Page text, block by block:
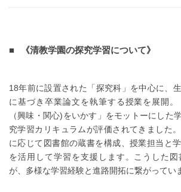
《清教学園の探究学習について》
18年前に設置された「探究科」を中心に、
に基づき卒業論文を執筆する授業を展開
（興味・関心)をいかす」をモットーにした
究学習カリキュラムが評価されてきました
に応じて図書館の蔵書を構成、授業担当と
を活用して学習を支援します。こうした
が、多様な学習経験と進路開拓に繋がってい